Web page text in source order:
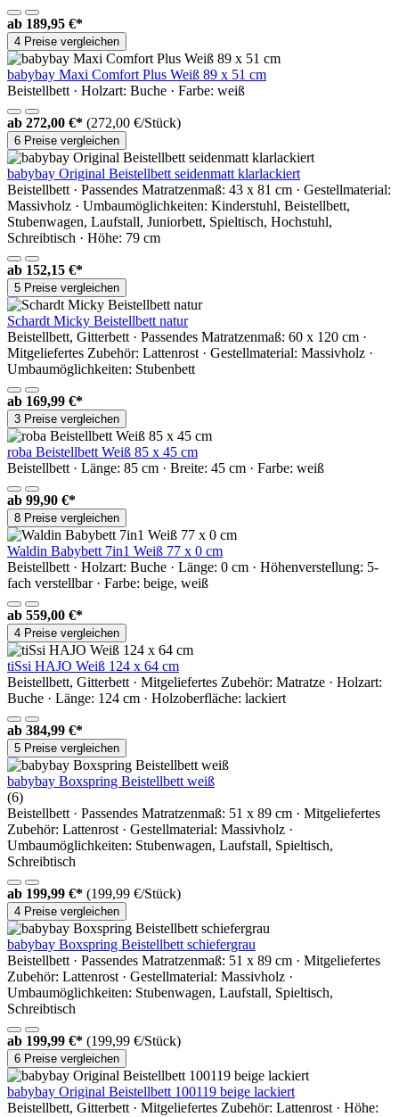
ab 189,95 €*
4 Preise vergleichen
babybay Maxi Comfort Plus Weiß 89 x 51 cm
Beistellbett · Holzart: Buche · Farbe: weiß
ab 272,00 €* (272,00 €/Stück)
6 Preise vergleichen
babybay Original Beistellbett seidenmatt klarlackiert
Beistellbett · Passendes Matratzenmaß: 43 x 81 cm · Gestellmaterial:
Massivholz · Umbaumöglichkeiten: Kinderstuhl, Beistellbett,
Stubenwagen, Laufstall, Juniorbett, Spieltisch, Hochstuhl,
Schreibtisch · Höhe: 79 cm
ab 152,15 €*
5 Preise vergleichen
Schardt Micky Beistellbett natur
Beistellbett, Gitterbett · Passendes Matratzenmaß: 60 x 120 cm ·
Mitgeliefertes Zubehör: Lattenrost · Gestellmaterial: Massivholz ·
Umbaumöglichkeiten: Stubenbett
ab 169,99 €*
3 Preise vergleichen
roba Beistellbett Weiß 85 x 45 cm
Beistellbett · Länge: 85 cm · Breite: 45 cm · Farbe: weiß
ab 99,90 €*
8 Preise vergleichen
Waldin Babybett 7in1 Weiß 77 x 0 cm
Beistellbett · Holzart: Buche · Länge: 0 cm · Höhenverstellung: 5-
fach verstellbar · Farbe: beige, weiß
ab 559,00 €*
4 Preise vergleichen
tiSsi HAJO Weiß 124 x 64 cm
Beistellbett, Gitterbett · Mitgeliefertes Zubehör: Matratze · Holzart:
Buche · Länge: 124 cm · Holzoberfläche: lackiert
ab 384,99 €*
5 Preise vergleichen
babybay Boxspring Beistellbett weiß
(6)
Beistellbett · Passendes Matratzenmaß: 51 x 89 cm · Mitgeliefertes
Zubehör: Lattenrost · Gestellmaterial: Massivholz ·
Umbaumöglichkeiten: Stubenwagen, Laufstall, Spieltisch,
Schreibtisch
ab 199,99 €* (199,99 €/Stück)
4 Preise vergleichen
babybay Boxspring Beistellbett schiefergrau
Beistellbett · Passendes Matratzenmaß: 51 x 89 cm · Mitgeliefertes
Zubehör: Lattenrost · Gestellmaterial: Massivholz ·
Umbaumöglichkeiten: Stubenwagen, Laufstall, Spieltisch,
Schreibtisch
ab 199,99 €* (199,99 €/Stück)
6 Preise vergleichen
babybay Original Beistellbett 100119 beige lackiert
Beistellbett, Gitterbett · Mitgeliefertes Zubehör: Lattenrost · Höhe: